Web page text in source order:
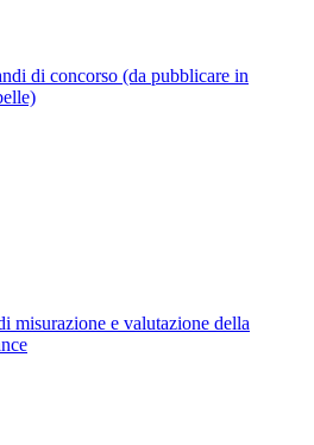
di concorso (da pubblicare in
misurazione e valutazione della